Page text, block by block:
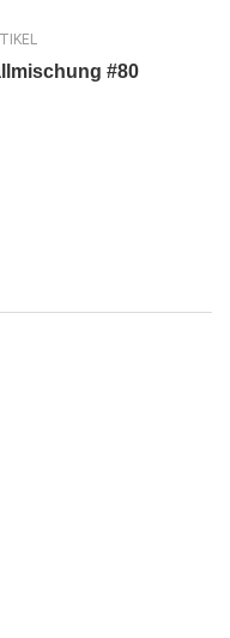
#80